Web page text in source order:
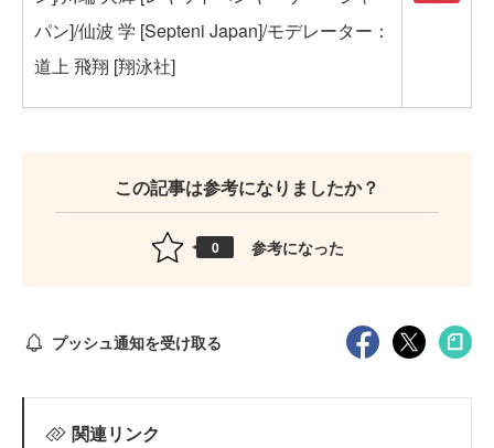
パン]/仙波 学 [Septeni Japan]/モデレーター：
道上 飛翔 [翔泳社]
この記事は参考になりましたか？
0 参考になった
プッシュ通知を受け取る
関連リンク